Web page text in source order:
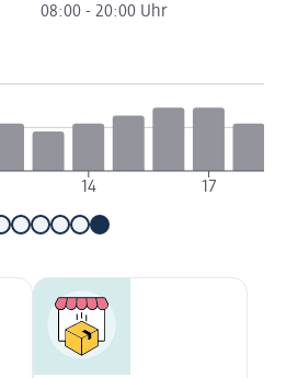
08:00 - 20:00 Uhr
14 17